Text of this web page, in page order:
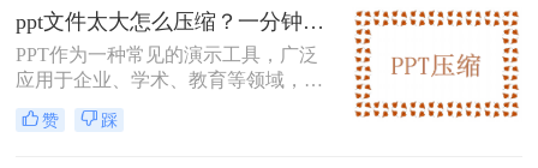
能会受到影响。本文将介绍ppt文档如
何压缩，以便您可以更容易地分享和
传递。
ppt文件太大怎么压缩？一分钟学会2种压缩方法，有效减小文件体积
PPT作为一种常见的演示工具，广泛
应用于企业、学术、教育等领域，但
是，随着演示多媒体内容越来越多和
演示软件本身的功能越来越强大，有
赞 踩